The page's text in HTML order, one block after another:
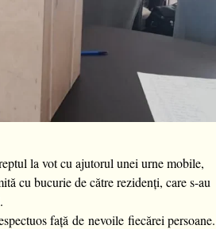
la vot cu ajutorul unei urne mobile,
cu bucurie de către rezidenți, care s-au
față de nevoile fiecărei persoane.